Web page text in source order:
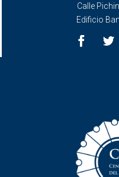
Calle
Edificio